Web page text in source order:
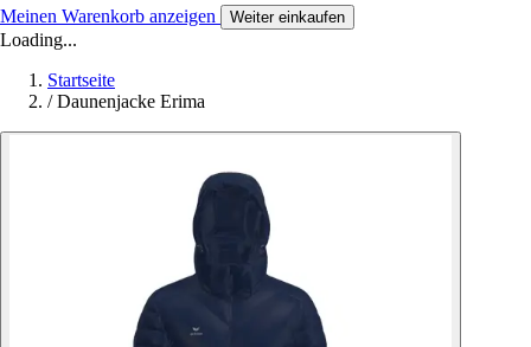
Meinen Warenkorb anzeigen Weiter einkaufen
Loading...
Startseite
/ Daunenjacke Erima